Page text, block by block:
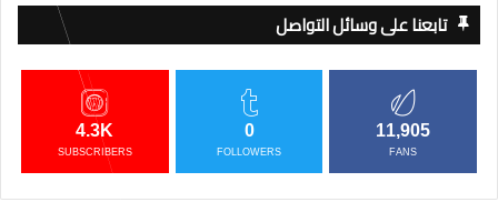
تابعنا على وسائل التواصل
11,905
FANS
0
FOLLOWERS
4.3K
SUBSCRIBERS